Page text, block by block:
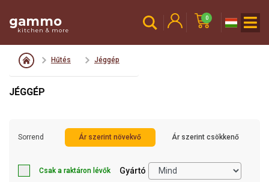
gammo
kitchen & more
0
Hűtés Jéggép
JÉGGÉP
Sorrend Ár szerint növekvő Ár szerint csökkenő
Csak a raktáron lévők Gyártó